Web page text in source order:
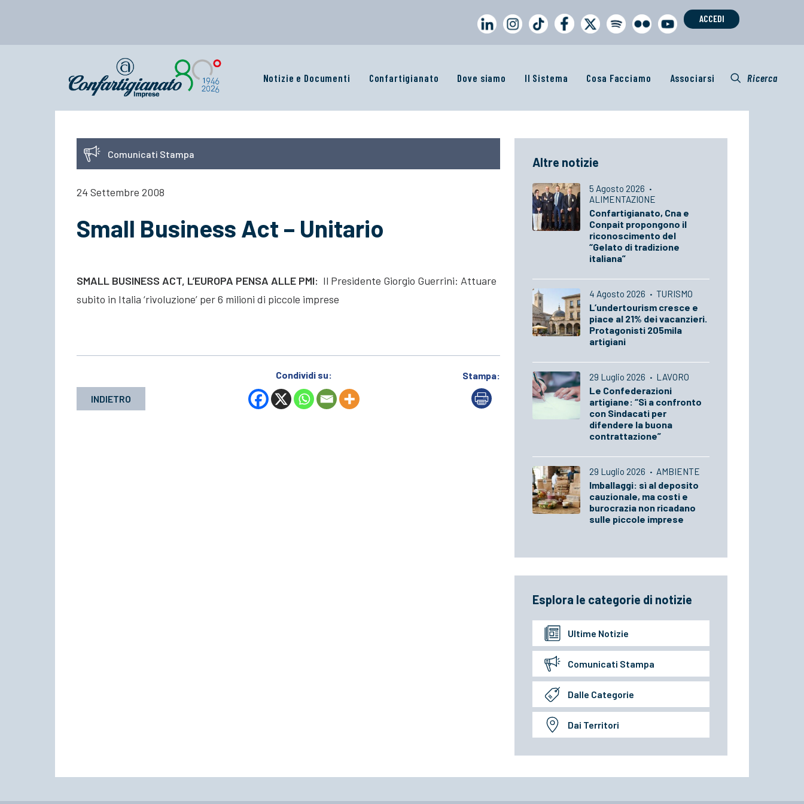
ACCEDI
Notizie e Documenti Confartigianato Dove siamo Il Sistema Cosa Facciamo Associarsi Ricerca
Comunicati Stampa
24 Settembre 2008
Small Business Act – Unitario
SMALL BUSINESS ACT, L’EUROPA PENSA ALLE PMI: Il Presidente Giorgio Guerrini: Attuare
subito in Italia ‘rivoluzione’ per 6 milioni di piccole imprese
INDIETRO
Condividi su: Stampa:
Altre notizie
5 Agosto 2026 ·
ALIMENTAZIONE
Confartigianato, Cna e
Conpait propongono il
riconoscimento del
“Gelato di tradizione
italiana”
4 Agosto 2026 · TURISMO
L’undertourism cresce e
piace al 21% dei vacanzieri.
Protagonisti 205mila
artigiani
29 Luglio 2026 · LAVORO
Le Confederazioni
artigiane: “Sì a confronto
con Sindacati per
difendere la buona
contrattazione”
29 Luglio 2026 · AMBIENTE
Imballaggi: sì al deposito
cauzionale, ma costi e
burocrazia non ricadano
sulle piccole imprese
Esplora le categorie di notizie
Ultime Notizie
Comunicati Stampa
Dalle Categorie
Dai Territori